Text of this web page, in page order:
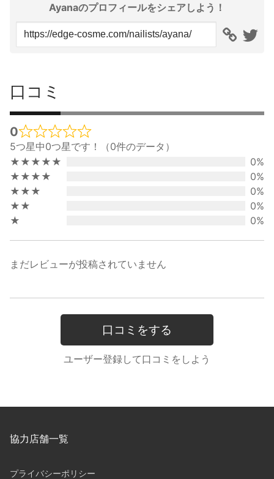
Ayanaのプロフィールをシェアしよう！
口コミ
0
Rated
0
out
5つ星中0つ星です！（0件のデータ）
★★★★★
0%
★★★★
0%
★★★
0%
★★
0%
★
0%
まだレビューが投稿されていません
口コミをする
ユーザー登録して口コミをしよう
協力店舗一覧
プライバシーポリシー